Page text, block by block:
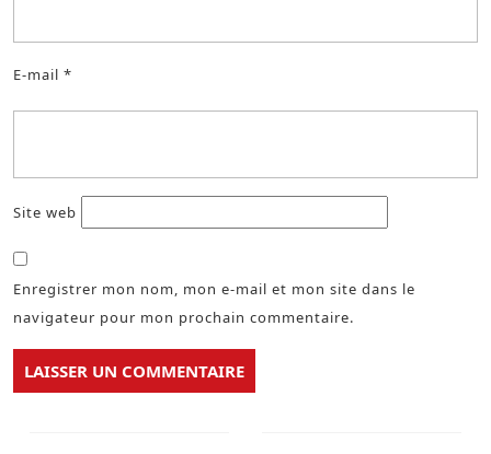
E-mail *
Site web
Enregistrer mon nom, mon e-mail et mon site dans le
navigateur pour mon prochain commentaire.